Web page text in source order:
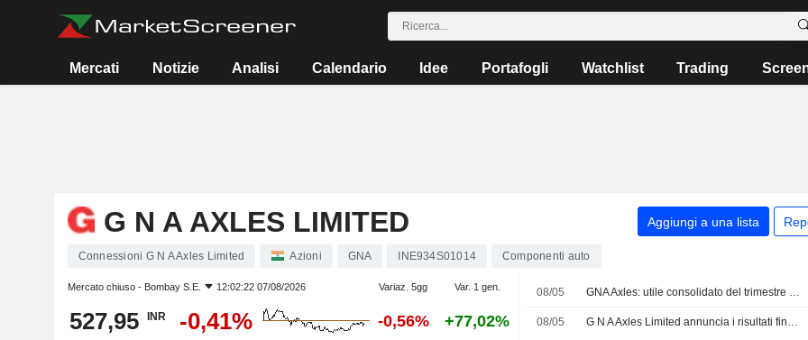
Mercati Notizie Analisi Calendario Idee Portafogli Watchlist Trading
G N A AXLES LIMITED Aggiungi a una lista
Connessioni G N A Axles Limited Azioni GNA INE934S01014 Componenti auto
Mercato chiuso - Bombay S.E. 12:02:22 07/08/2026 Variaz. 5gg Var. 1 gen.
527,95 INR -0,41% -0,56% +77,02%
08/05 GNA Axles: utile consolidato del trimestre di marzo a 308,2 milioni di rupie
08/05 G N A Axles Limited annuncia i risultati finanziari per il quarto trimestre e l'intero esercizio chiusi al 31 marzo 2026